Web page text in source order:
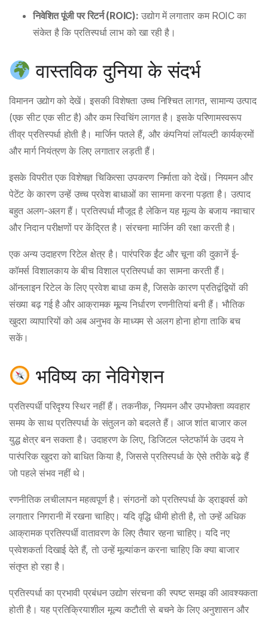
निवेशित पूंजी पर रिटर्न (ROIC): उद्योग में लगातार कम ROIC का
संकेत है कि प्रतिस्पर्धा लाभ को खा रही है।
वास्तविक दुनिया के संदर्भ
विमानन उद्योग को देखें। इसकी विशेषता उच्च निश्चित लागत, सामान्य उत्पाद
(एक सीट एक सीट है) और कम स्विचिंग लागत है। इसके परिणामस्वरूप
तीव्र प्रतिस्पर्धा होती है। मार्जिन पतले हैं, और कंपनियां लॉयल्टी कार्यक्रमों
और मार्ग नियंत्रण के लिए लगातार लड़ती हैं।
इसके विपरीत एक विशेषज्ञ चिकित्सा उपकरण निर्माता को देखें। नियमन और
पेटेंट के कारण उन्हें उच्च प्रवेश बाधाओं का सामना करना पड़ता है। उत्पाद
बहुत अलग-अलग हैं। प्रतिस्पर्धा मौजूद है लेकिन यह मूल्य के बजाय नवाचार
और निदान परीक्षणों पर केंद्रित है। संरचना मार्जिन की रक्षा करती है।
एक अन्य उदाहरण रिटेल क्षेत्र है। पारंपरिक ईंट और चूना की दुकानें ई-
कॉमर्स विशालकाय के बीच विशाल प्रतिस्पर्धा का सामना करती हैं।
ऑनलाइन रिटेल के लिए प्रवेश बाधा कम है, जिसके कारण प्रतिद्वंद्वियों की
संख्या बढ़ गई है और आक्रामक मूल्य निर्धारण रणनीतियां बनी हैं। भौतिक
खुदरा व्यापारियों को अब अनुभव के माध्यम से अलग होना होगा ताकि बच
सकें।
भविष्य का नेविगेशन
प्रतिस्पर्धी परिदृश्य स्थिर नहीं हैं। तकनीक, नियमन और उपभोक्ता व्यवहार
समय के साथ प्रतिस्पर्धा के संतुलन को बदलते हैं। आज शांत बाजार कल
युद्ध क्षेत्र बन सकता है। उदाहरण के लिए, डिजिटल प्लेटफॉर्म के उदय ने
पारंपरिक खुदरा को बाधित किया है, जिससे प्रतिस्पर्धा के ऐसे तरीके बढ़े हैं
जो पहले संभव नहीं थे।
रणनीतिक लचीलापन महत्वपूर्ण है। संगठनों को प्रतिस्पर्धा के ड्राइवर्स को
लगातार निगरानी में रखना चाहिए। यदि वृद्धि धीमी होती है, तो उन्हें अधिक
आक्रामक प्रतिस्पर्धी वातावरण के लिए तैयार रहना चाहिए। यदि नए
प्रवेशकर्ता दिखाई देते हैं, तो उन्हें मूल्यांकन करना चाहिए कि क्या बाजार
संतृप्त हो रहा है।
प्रतिस्पर्धा का प्रभावी प्रबंधन उद्योग संरचना की स्पष्ट समझ की आवश्यकता
होती है। यह प्रतिक्रियाशील मूल्य कटौती से बचने के लिए अनुशासन और